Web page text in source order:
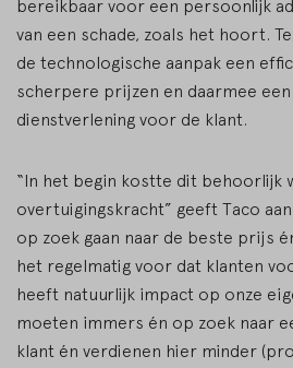
bereikbaar voor een persoonlijk
van een schade, zoals het hoort.
de technologische aanpak een
scherpere prijzen en daarmee
dienstverlening voor de klant.
“In het begin kostte dit behoorlijk
overtuigingskracht” geeft Taco
op zoek gaan naar de beste prijs
het regelmatig voor dat klanten
heeft natuurlijk impact op onze
moeten immers én op zoek naar
klant én verdienen hier minder